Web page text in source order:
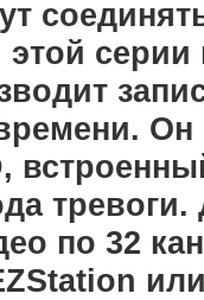
серии
Он
тревоги.
по 32